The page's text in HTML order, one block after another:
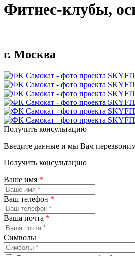
Фитнес-клубы,
г. Москва
Получить консультацию
Введите данные и мы Вам
Получить консультацию
Ваше имя *
Ваш телефон *
Ваша почта *
Символы